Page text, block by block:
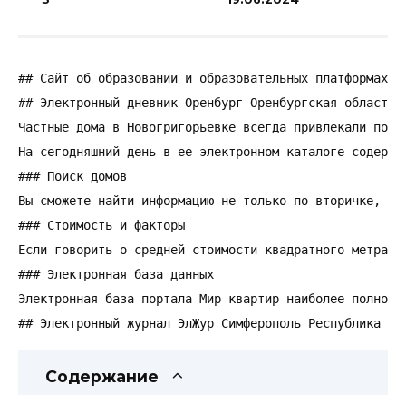
## Сайт об образовании и образовательных платформах.
## Электронный дневник Оренбург Оренбургская
Частные дома в Новогригорьевке всегда привлекали
На сегодняшний день в ее электронном каталоге
### Поиск домов
Вы сможете найти информацию не только по вторичке,
### Стоимость и факторы
Если говорить о средней стоимости квадратного
### Электронная база данных
Электронная база портала Мир квартир наиболее
## Электронный журнал ЭлЖур Симферополь Республика
Содержание